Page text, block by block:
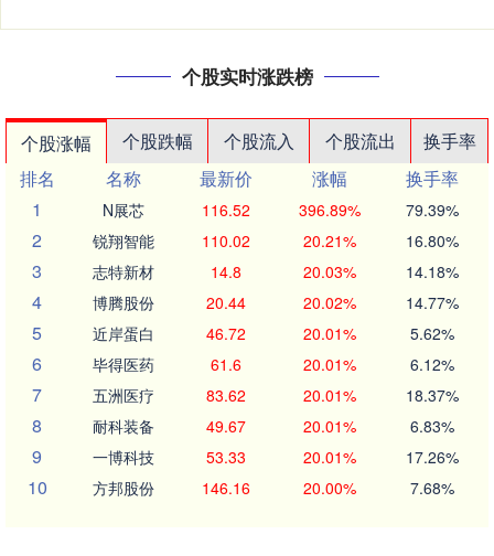
个股实时涨跌榜
个股涨幅 个股跌幅 个股流入 个股流出
换手率
排名
名称 最新价 涨幅
换手率
1
N展芯 116.52 396.89% 79.39%
2 锐翔智能 110.02 20.21% 16.80%
3 志特新材 14.8 20.03% 14.18%
4 博腾股份 20.44 20.02% 14.77%
5 近岸蛋白 46.72 20.01% 5.62%
6 毕得医药 61.6 20.01% 6.12%
7 五洲医疗 83.62 20.01% 18.37%
8 耐科装备 49.67 20.01% 6.83%
9 一博科技 53.33 20.01% 17.26%
10 方邦股份 146.16 20.00% 7.68%